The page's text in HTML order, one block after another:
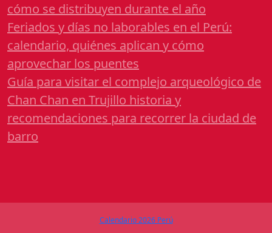
cómo se distribuyen durante el año
Feriados y días no laborables en el Perú:
calendario, quiénes aplican y cómo
aprovechar los puentes
Guía para visitar el complejo arqueológico de
Chan Chan en Trujillo historia y
recomendaciones para recorrer la ciudad de
barro
Calendario 2026 Perú